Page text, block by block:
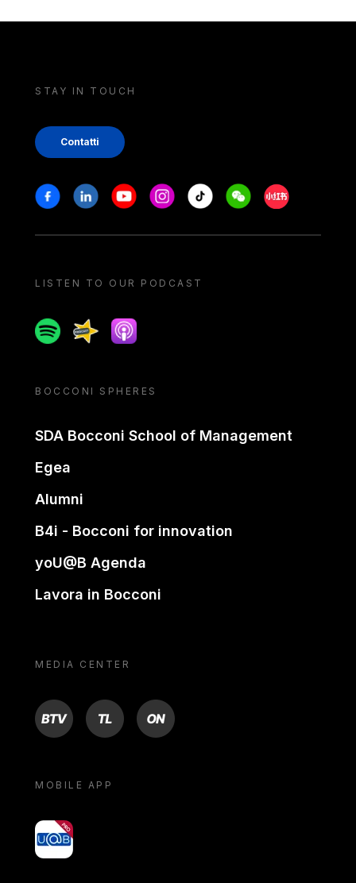
STAY IN TOUCH
Contatti
Stay in touch
FacebookLinkedinYoutubeInstagram
Tiktok WeechatXiaohongshu/
LISTEN TO OUR PODCAST
SpotifySpreakerApple podcast
BOCCONI SPHERES
SDA Bocconi School of Management
Egea
Alumni
B4i - Bocconi for innovation
yoU@B Agenda
Lavora in Bocconi
MEDIA CENTER
BTV TL ON
MOBILE APP
yoU@B